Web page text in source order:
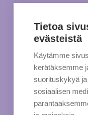
Tietoa
evästeistä
Käytämme
kerätäksemme
suorituskykyä
sosiaalisen